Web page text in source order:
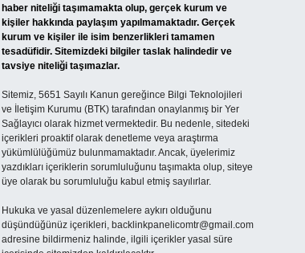
haber niteliği taşımamakta olup, gerçek kurum ve
kişiler hakkında paylaşım yapılmamaktadır. Gerçek
kurum ve kişiler ile isim benzerlikleri tamamen
tesadüfidir. Sitemizdeki bilgiler taslak halindedir ve
tavsiye niteliği taşımazlar.
Sitemiz, 5651 Sayılı Kanun gereğince Bilgi Teknolojileri
ve İletişim Kurumu (BTK) tarafından onaylanmış bir Yer
Sağlayıcı olarak hizmet vermektedir. Bu nedenle, sitedeki
içerikleri proaktif olarak denetleme veya araştırma
yükümlülüğümüz bulunmamaktadır. Ancak, üyelerimiz
yazdıkları içeriklerin sorumluluğunu taşımakta olup, siteye
üye olarak bu sorumluluğu kabul etmiş sayılırlar.
Hukuka ve yasal düzenlemelere aykırı olduğunu
düşündüğünüz içerikleri, backlinkpanelicomtr@gmail.com
adresine bildirmeniz halinde, ilgili içerikler yasal süre